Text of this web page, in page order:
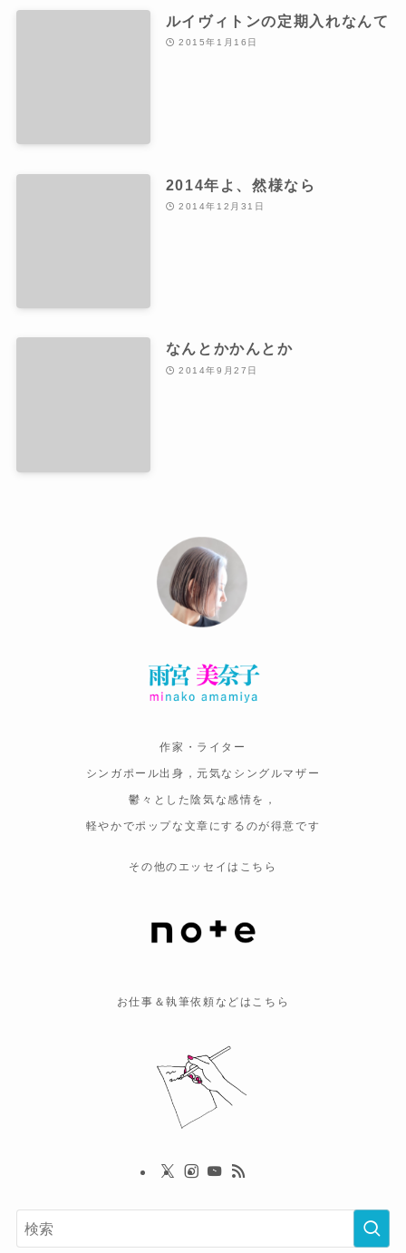
ルイヴィトンの定期入れなんて
2015年1月16日
2014年よ、然様なら
2014年12月31日
なんとかかんとか
2014年9月27日
作家・ライター
シンガポール出身，元気なシングルマザー
鬱々とした陰気な感情を，
軽やかでポップな文章にするのが得意です
その他のエッセイはこちら
お仕事＆執筆依頼などはこちら